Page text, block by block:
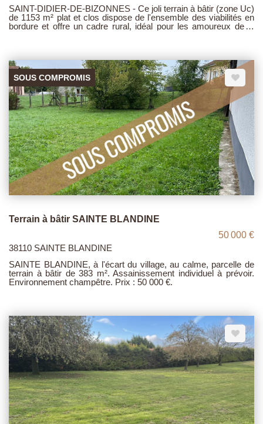
SAINT-DIDIER-DE-BIZONNES - Ce joli terrain à bâtir (zone Uc)
de 1153 m² plat et clos dispose de l'ensemble des viabilités en
bordure et offre un cadre rural, idéal pour les amoureux de la
JALLIEU. Prix : 110.000 €
SOUS COMPROMIS
Terrain à bâtir SAINTE BLANDINE
50 000 €
38110 SAINTE BLANDINE
SAINTE BLANDINE, à l'écart du village, au calme, parcelle de
terrain à bâtir de 383 m². Assainissement individuel à prévoir.
Environnement champêtre. Prix : 50 000 €.